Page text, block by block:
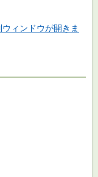
ィンドウが開きま